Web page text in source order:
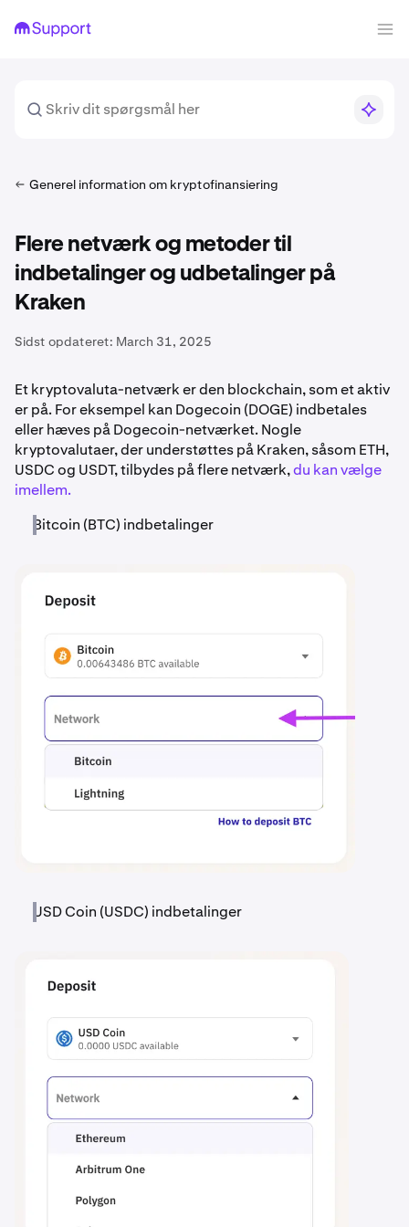
Generel information om kryptofinansiering
Flere netværk og metoder til
indbetalinger og udbetalinger på
Kraken
Sidst opdateret: March 31, 2025
Et kryptovaluta-netværk er den blockchain, som et aktiv
er på. For eksempel kan Dogecoin (DOGE) indbetales
eller hæves på Dogecoin-netværket. Nogle
kryptovalutaer, der understøttes på Kraken, såsom ETH,
USDC og USDT, tilbydes på flere netværk,du kan vælge
imellem.
Bitcoin (BTC) indbetalinger
USD Coin (USDC) indbetalinger